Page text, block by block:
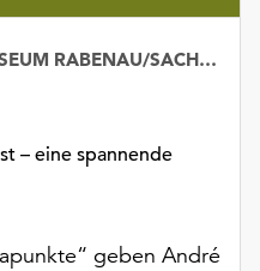
– eine spannende
DEUTSCHES STUHLBAUMUSEUM RABENAU/SACHSEN
geben André